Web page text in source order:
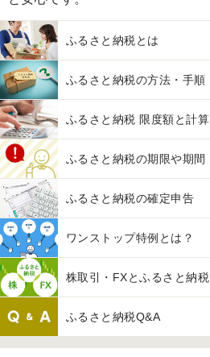
ふるさと納税とは
ふるさと納税の方法・手順
ふるさと納税 限度額と計算
ふるさと納税の期限や期間
ふるさと納税の確定申告
ワンストップ特例とは？
株取引・FXとふるさと納税
ふるさと納税Q&A